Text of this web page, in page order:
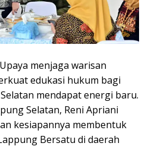
menjaga warisan
edukasi hukum bagi
mendapat energi baru.
Selatan, Reni Apriani
kesiapannya membentuk
Bersatu di daerah